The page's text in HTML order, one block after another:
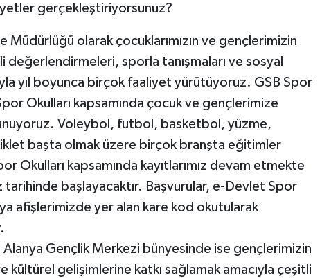
gerçekleştiriyorsunuz?
Müdürlüğü olarak çocuklarımızın ve gençlerimizin
değerlendirmeleri, sporla tanışmaları ve sosyal
yıl boyunca birçok faaliyet yürütüyoruz. GSB Spor
Okulları kapsamında çocuk ve gençlerimize
Voleybol, futbol, basketbol, yüzme,
başta olmak üzere birçok branşta eğitimler
Okulları kapsamında kayıtlarımız devam etmekte
tarihinde başlayacaktır. Başvurular, e-Devlet Spor
afişlerimizde yer alan kare kod okutularak
Alanya Gençlik Merkezi bünyesinde ise gençlerimizin
kültürel gelişimlerine katkı sağlamak amacıyla çeşitli